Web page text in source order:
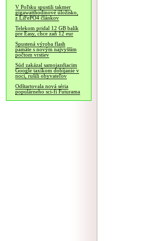
V Poľsku spustili takmer
gigawatthodinové úložisko,
z LiFePO4 článkov
Telekom pridal 12 GB balík
pre Easy, chce zaň 12 eur
Spustená výroba flash
pamäte s novým najvyšším
počtom vrstiev
Súd zakázal samojazdiacim
Google taxíkom dobíjanie v
noci, rušili obyvateľov
Odštartovala nová séria
populárneho sci-fi Futurama